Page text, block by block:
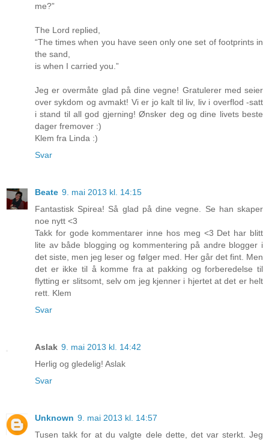
me?”
The Lord replied,
“The times when you have seen only one set of footprints in
the sand,
is when I carried you.”
Jeg er overmåte glad på dine vegne! Gratulerer med seier
over sykdom og avmakt! Vi er jo kalt til liv, liv i overflod -satt
i stand til all god gjerning! Ønsker deg og dine livets beste
dager fremover :)
Klem fra Linda :)
Svar
Beate 9. mai 2013 kl. 14:15
Fantastisk Spirea! Så glad på dine vegne. Se han skaper
noe nytt <3
Takk for gode kommentarer inne hos meg <3 Det har blitt
lite av både blogging og kommentering på andre blogger i
det siste, men jeg leser og følger med. Her går det fint. Men
det er ikke til å komme fra at pakking og forberedelse til
flytting er slitsomt, selv om jeg kjenner i hjertet at det er helt
rett. Klem
Svar
Aslak 9. mai 2013 kl. 14:42
Herlig og gledelig! Aslak
Svar
Unknown 9. mai 2013 kl. 14:57
Tusen takk for at du valgte dele dette, det var sterkt. Jeg